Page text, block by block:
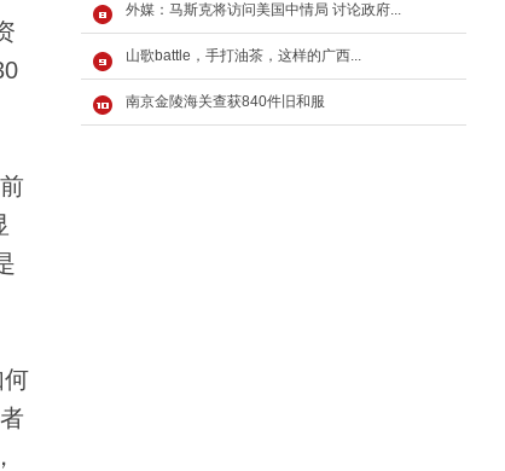
外媒：马斯克将访问美国中情局 讨论政府...
山歌battle，手打油茶，这样的广西...
南京金陵海关查获840件旧和服